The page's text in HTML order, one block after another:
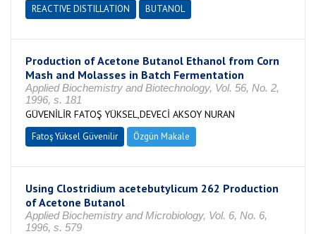
REACTIVE DISTILLATION
BUTANOL
Production of Acetone Butanol Ethanol from Corn
Mash and Molasses in Batch Fermentation
Applied Biochemistry and Biotechnology, Vol. 56, No. 2,
1996, s. 181
GÜVENİLİR FATOŞ YÜKSEL,DEVECİ AKSOY NURAN
Fatoş Yüksel Güvenilir Özgün Makale
Using Clostridium acetebutylicum 262 Production
of Acetone Butanol
Applied Biochemistry and Microbiology, Vol. 6, No. 6,
1996, s. 579